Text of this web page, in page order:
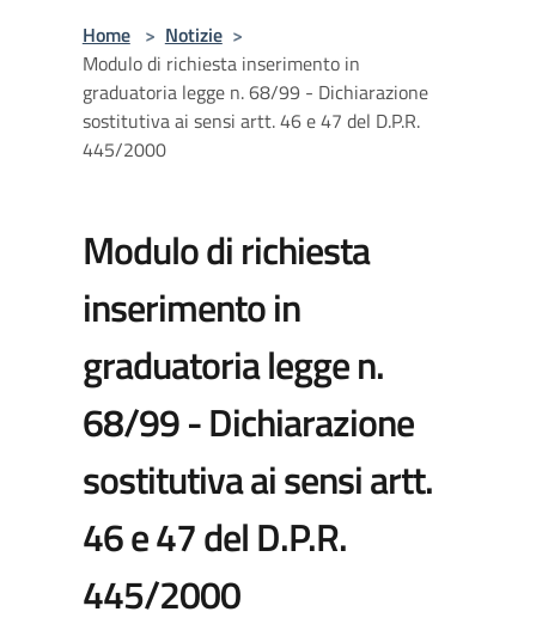
Home > Notizie >
Modulo di richiesta inserimento in
graduatoria legge n. 68/99 - Dichiarazione
sostitutiva ai sensi artt. 46 e 47 del D.P.R.
445/2000
Modulo di richiesta
inserimento in
graduatoria legge n.
68/99 - Dichiarazione
sostitutiva ai sensi artt.
46 e 47 del D.P.R.
445/2000